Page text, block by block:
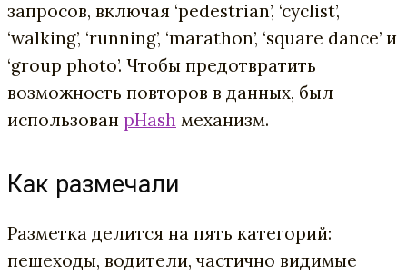
запросов, включая ‘pedestrian’, ‘cyclist’,
‘walking’, ‘running’, ‘marathon’, ‘square dance’ и
‘group photo’. Чтобы предотвратить
возможность повторов в данных, был
использован pHash механизм.
Как размечали
Разметка делится на пять категорий:
пешеходы, водители, частично видимые